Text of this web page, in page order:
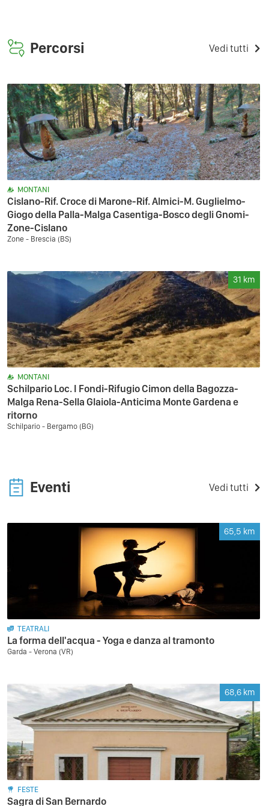
Percorsi Vedi tutti
MONTANI
Cislano-Rif. Croce di Marone-Rif. Almici-M. Guglielmo-
Giogo della Palla-Malga Casentiga-Bosco degli Gnomi-
Zone-Cislano
Zone - Brescia (BS)
31 km
MONTANI
Schilpario Loc. I Fondi-Rifugio Cimon della Bagozza-
Malga Rena-Sella Glaiola-Anticima Monte Gardena e
ritorno
Schilpario - Bergamo (BG)
Eventi Vedi tutti
65,5 km
TEATRALI
La forma dell'acqua - Yoga e danza al tramonto
Garda - Verona (VR)
68,6 km
FESTE
Sagra di San Bernardo